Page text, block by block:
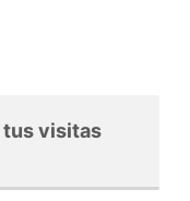
tus visitas